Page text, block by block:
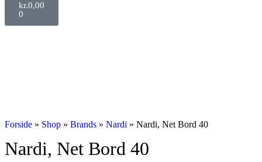
kr.0,00
0
Forside » Shop » Brands » Nardi » Nardi, Net Bord 40
Nardi, Net Bord 40